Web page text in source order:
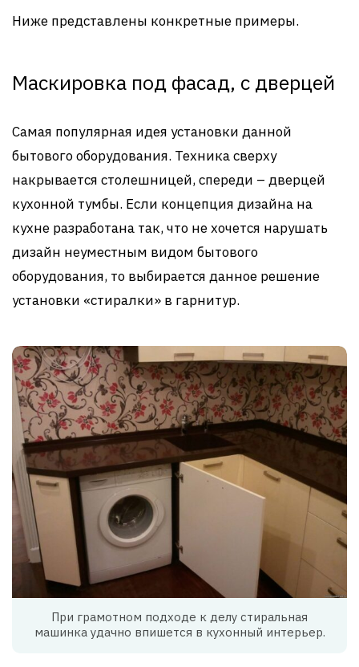
Ниже представлены конкретные примеры.
Маскировка под фасад, с дверцей
Самая популярная идея установки данной
бытового оборудования. Техника сверху
накрывается столешницей, спереди – дверцей
кухонной тумбы. Если концепция дизайна на
кухне разработана так, что не хочется нарушать
дизайн неуместным видом бытового
оборудования, то выбирается данное решение
установки «стиралки» в гарнитур.
При грамотном подходе к делу стиральная
машинка удачно впишется в кухонный интерьер.